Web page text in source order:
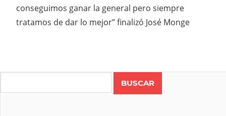
conseguimos ganar la general pero siempre
tratamos de dar lo mejor” finalizó José Monge